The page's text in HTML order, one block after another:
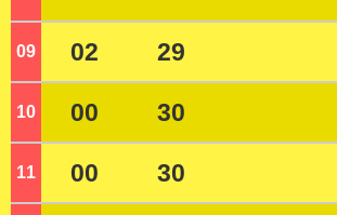
09 02 29
10 00 30
11 00 30